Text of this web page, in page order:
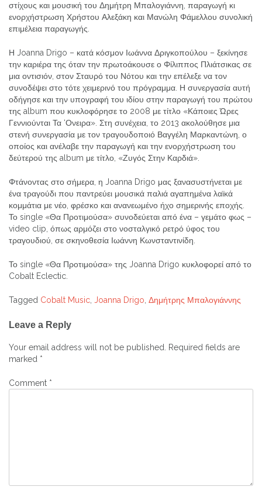
στίχους και μουσική του Δημήτρη Μπαλογιάννη, παραγωγή κι
ενορχήστρωση Χρήστου Αλεξάκη και Μανώλη Φάμελλου συνολική
επιμέλεια παραγωγής.
Η Joanna Drigo – κατά κόσμον Ιωάννα Δριγκοπούλου – ξεκίνησε
την καριέρα της όταν την πρωτοάκουσε ο Φίλιππος Πλιάτσικας σε
μια οντισιόν, στον Σταυρό του Νότου και την επέλεξε να τον
συνοδέψει στο τότε χειμερινό του πρόγραμμα. Η συνεργασία αυτή
οδήγησε και την υπογραφή του ιδίου στην παραγωγή του πρώτου
της album που κυκλοφόρησε το 2008 με τίτλο «Κάποιες Ώρες
Γεννιούνται Τα ‘Ονειρα». Στη συνέχεια, το 2013 ακολούθησε μια
στενή συνεργασία με τον τραγουδοποιό Βαγγέλη Μαρκαντώνη, ο
οποίος και ανέλαβε την παραγωγή και την ενορχήστρωση του
δεύτερού της album με τίτλο, «Ζυγός Στην Καρδιά».
Φτάνοντας στο σήμερα, η Joanna Drigo μας ξανασυστήνεται με
ένα τραγούδι που παντρεύει μουσικά παλιά αγαπημένα λαϊκά
κομμάτια με νέο, φρέσκο και ανανεωμένο ήχο σημερινής εποχής.
Το single «Θα Προτιμούσα» συνοδεύεται από ένα – γεμάτο φως –
video clip, όπως αρμόζει στο νοσταλγικό ρετρό ύφος του
τραγουδιού, σε σκηνοθεσία Ιωάννη Κωνσταντινίδη.
Το single «Θα Προτιμούσα» της Joanna Drigo κυκλοφορεί από το
Cobalt Eclectic.
Tagged Cobalt Music, Joanna Drigo, Δημήτρης Μπαλογιάννης
navigation
Leave a Reply
Your email address will not be published.
Required fields are
marked *
Comment *